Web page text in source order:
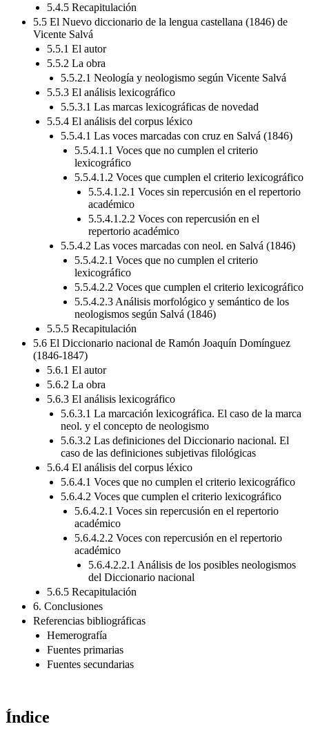
5.4.5 Recapitulación
5.5 El Nuevo diccionario de la lengua castellana (1846) de
Vicente Salvá
5.5.1 El autor
5.5.2 La obra
5.5.2.1 Neología y neologismo según Vicente Salvá
5.5.3 El análisis lexicográfico
5.5.3.1 Las marcas lexicográficas de novedad
5.5.4 El análisis del corpus léxico
5.5.4.1 Las voces marcadas con cruz en Salvá (1846)
5.5.4.1.1 Voces que no cumplen el criterio
lexicográfico
5.5.4.1.2 Voces que cumplen el criterio lexicográfico
5.5.4.1.2.1 Voces sin repercusión en el repertorio
académico
5.5.4.1.2.2 Voces con repercusión en el
repertorio académico
5.5.4.2 Las voces marcadas con neol. en Salvá (1846)
5.5.4.2.1 Voces que no cumplen el criterio
lexicográfico
5.5.4.2.2 Voces que cumplen el criterio lexicográfico
5.5.4.2.3 Análisis morfológico y semántico de los
neologismos según Salvá (1846)
5.5.5 Recapitulación
5.6 El Diccionario nacional de Ramón Joaquín Domínguez
(1846-1847)
5.6.1 El autor
5.6.2 La obra
5.6.3 El análisis lexicográfico
5.6.3.1 La marcación lexicográfica. El caso de la marca
neol. y el concepto de neologismo
5.6.3.2 Las definiciones del Diccionario nacional. El
caso de las definiciones subjetivas filológicas
5.6.4 El análisis del corpus léxico
5.6.4.1 Voces que no cumplen el criterio lexicográfico
5.6.4.2 Voces que cumplen el criterio lexicográfico
5.6.4.2.1 Voces sin repercusión en el repertorio
académico
5.6.4.2.2 Voces con repercusión en el repertorio
académico
5.6.4.2.2.1 Análisis de los posibles neologismos
del Diccionario nacional
5.6.5 Recapitulación
6. Conclusiones
Referencias bibliográficas
Hemerografía
Fuentes primarias
Fuentes secundarias
Índice